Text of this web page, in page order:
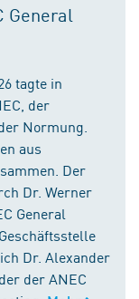
General
tagte in
der
Normung.
aus
Der
Dr. Werner
General
Dr. Alexander
der ANEC